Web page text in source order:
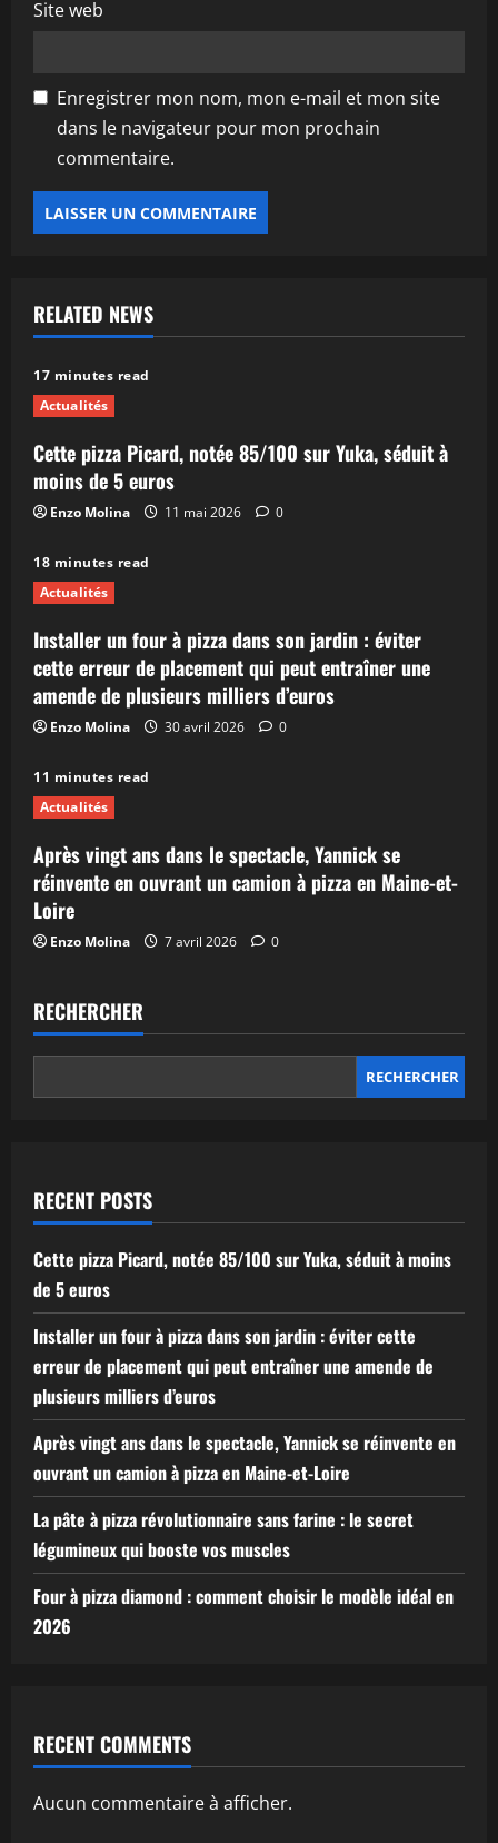
Site web
Enregistrer mon nom, mon e-mail et mon site
dans le navigateur pour mon prochain
commentaire.
RELATED NEWS
17 minutes read
Actualités
Cette pizza Picard, notée 85/100 sur Yuka, séduit à
moins de 5 euros
Enzo Molina 11 mai 2026 0
18 minutes read
Actualités
Installer un four à pizza dans son jardin : éviter
cette erreur de placement qui peut entraîner une
amende de plusieurs milliers d’euros
Enzo Molina 30 avril 2026 0
11 minutes read
Actualités
Après vingt ans dans le spectacle, Yannick se
réinvente en ouvrant un camion à pizza en Maine-et-
Loire
Enzo Molina 7 avril 2026 0
RECHERCHER
RECHERCHER
RECENT POSTS
Cette pizza Picard, notée 85/100 sur Yuka, séduit à moins
de 5 euros
Installer un four à pizza dans son jardin : éviter cette
erreur de placement qui peut entraîner une amende de
plusieurs milliers d’euros
Après vingt ans dans le spectacle, Yannick se réinvente en
ouvrant un camion à pizza en Maine-et-Loire
La pâte à pizza révolutionnaire sans farine : le secret
légumineux qui booste vos muscles
Four à pizza diamond : comment choisir le modèle idéal en
2026
RECENT COMMENTS
Aucun commentaire à afficher.